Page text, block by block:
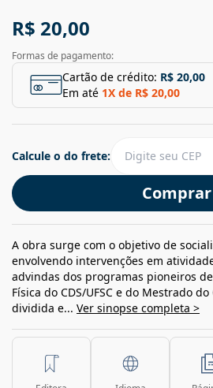
R$ 20,00
Formas de pagamento:
Cartão de crédito: R$ 20,00
Em até 1X de R$ 20,00
Comprar
Calcule o do frete:
A obra surge com o objetivo de
envolvendo intervenções em
advindas dos programas pioneiros
Física do CDS/UFSC e do Mestrado do
dividida e... Ver sinopse completa >